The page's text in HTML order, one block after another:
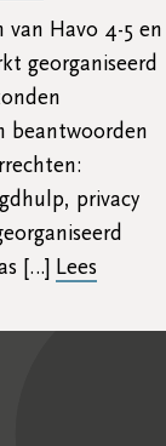
van Havo 4-5 en
georganiseerd
beantwoorden
privacy
[…] Lees